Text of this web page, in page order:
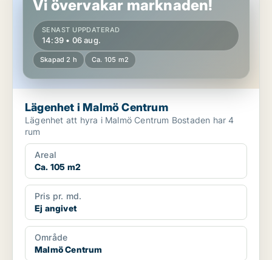
Vi övervakar marknaden!
SENAST UPPDATERAD
14:39 • 06 aug.
Skapad 2 h Ca. 105 m2
Lägenhet i Malmö Centrum
Lägenhet att hyra i Malmö Centrum Bostaden har 4
rum
Areal
Ca. 105 m2
Pris pr. md.
Ej angivet
Område
Malmö Centrum